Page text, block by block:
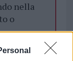
nella
o